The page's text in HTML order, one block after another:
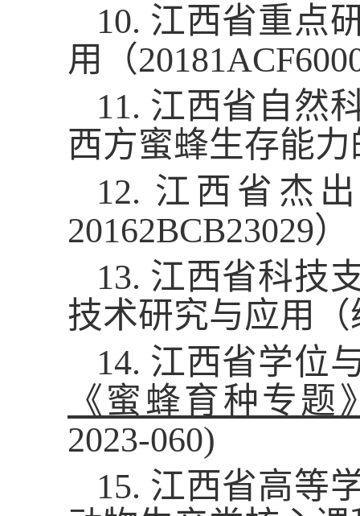
10. 江西省重点
用（
11. 江西省自然
西方蜜蜂生存能力
12. 江西省杰
20162BCB23029）
13. 江西省科技
技术研究与应用（
14. 江西省学位
《蜜蜂育种专
2023-060)
15. 江西省高